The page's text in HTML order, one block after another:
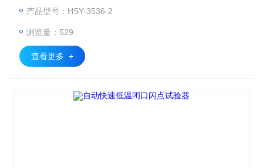
验（克利夫兰开口杯法）》 适用于测定除燃料油以外的、开
产品型号：HSY-3536-2
浏览量：529
查看更多 +